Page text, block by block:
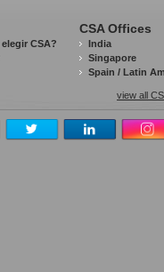
CSA?
CSA Offices
India
Singapore
Spain / Latin
view all